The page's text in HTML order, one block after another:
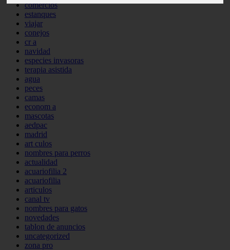
comercios
estanques
viajar
conejos
cr a
navidad
especies invasoras
terapia asistida
agua
peces
camas
econom a
mascotas
aedpac
madrid
art culos
nombres para perros
actualidad
acuariofilia 2
acuariofilia
articulos
canal tv
nombres para gatos
novedades
tablon de anuncios
uncategorized
zona pro